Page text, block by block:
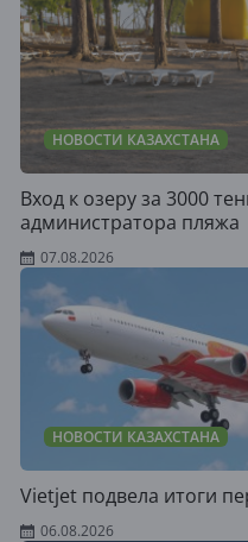
НОВОСТИ КАЗАХСТАНА
Вход к озеру за 3000
администратора пляжа
07.08.2026
НОВОСТИ КАЗАХСТАНА
Vietjet подвела итоги
06.08.2026